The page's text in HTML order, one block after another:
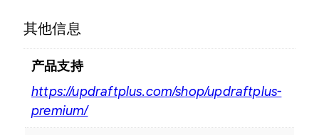
其他信息
产品支持
https://updraftplus.com/shop/updraftplus-
premium/